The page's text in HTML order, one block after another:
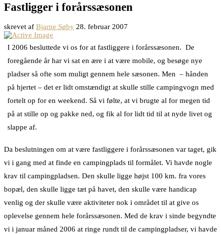
Fastligger i forårssæsonen
skrevet af Bjarne Søby 28. februar 2007
I 2006 besluttede vi os for at fastliggere i forårssæsonen. De
foregående år har vi sat en ære i at være mobile, og besøge nye
pladser så ofte som muligt gennem hele sæsonen. Men – hånden
på hjertet – det er lidt omstændigt at skulle stille campingvogn med
fortelt op for en weekend. Så vi følte, at vi brugte al for megen tid
på at stille op og pakke ned, og fik al for lidt tid til at nyde livet og
slappe af.
Da beslutningen om at være fastliggere i forårssæsonen var taget, gik
vi i gang med at finde en campingplads til formålet. Vi havde nogle
krav til campingpladsen. Den skulle ligge højst 100 km. fra vores
bopæl, den skulle ligge tæt på havet, den skulle være handicap
venlig og der skulle være aktiviteter nok i området til at give os
oplevelse gennem hele forårssæsonen. Med de krav i sinde begyndte
vi i januar måned 2006 at ringe rundt til de campingpladser, vi havde